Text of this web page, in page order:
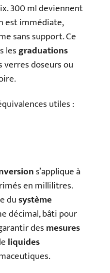
300 ml deviennent
est immédiate,
sans support. Ce
lesgraduations
verres doseurs ou
utiles :
s’applique à
en millilitres.
dusystème
décimal, bâti pour
desmesures
liquides